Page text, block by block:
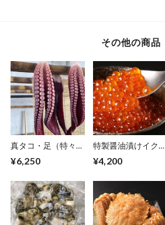
その他の商品
真タコ・足（特々
¥6,250
特製醤油漬けイクラ
¥4,200